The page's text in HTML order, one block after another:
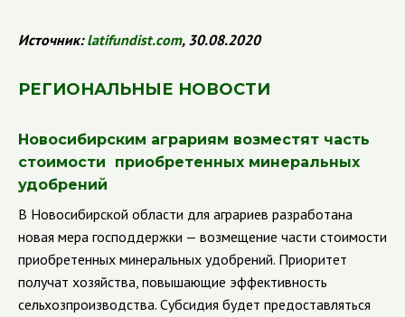
Источник:latifundist.com, 30.08.2020
РЕГИОНАЛЬНЫЕ НОВОСТИ
Новосибирским аграриям возместят часть
стоимости приобретенных минеральных
удобрений
В Новосибирской области для аграриев разработана
новая мера господдержки — возмещение части стоимости
приобретенных минеральных удобрений. Приоритет
получат хозяйства, повышающие эффективность
сельхозпроизводства. Субсидия будет предоставляться